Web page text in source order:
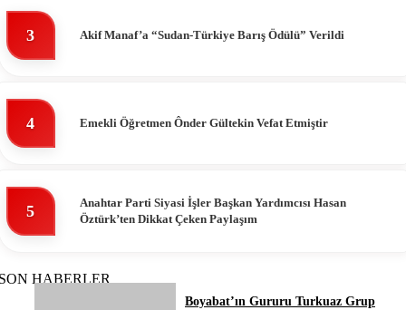
3 Akif Manaf’a “Sudan-Türkiye Barış Ödülü” Verildi
4 Emekli Öğretmen Ônder Gültekin Vefat Etmiştir
5
Anahtar Parti Siyasi İşler Başkan Yardımcısı Hasan
Öztürk’ten Dikkat Çeken Paylaşım
HABERLER
Boyabat’ın Gururu Turkuaz Grup